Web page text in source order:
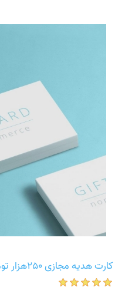
کارت هدیه مجازی 250هزار تومانی